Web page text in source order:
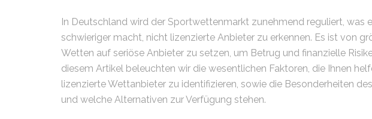
In Deutschland wird der Sportwettenmarkt zunehmend reguliert, was
schwieriger macht, nicht lizenzierte Anbieter zu erkennen. Es ist von
Wetten auf seriöse Anbieter zu setzen, um Betrug und finanzielle
diesem Artikel beleuchten wir die wesentlichen Faktoren, die Ihnen
lizenzierte Wettanbieter zu identifizieren, sowie die Besonderheiten
und welche Alternativen zur Verfügung stehen.